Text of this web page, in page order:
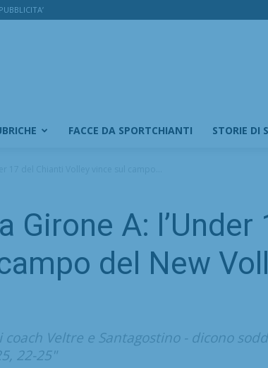
PUBBLICITA’
FACCE DA SPORTCHIANTI STORIE DI
Girone A:
del New
Veltre e Santagostino - dicono
22-25"